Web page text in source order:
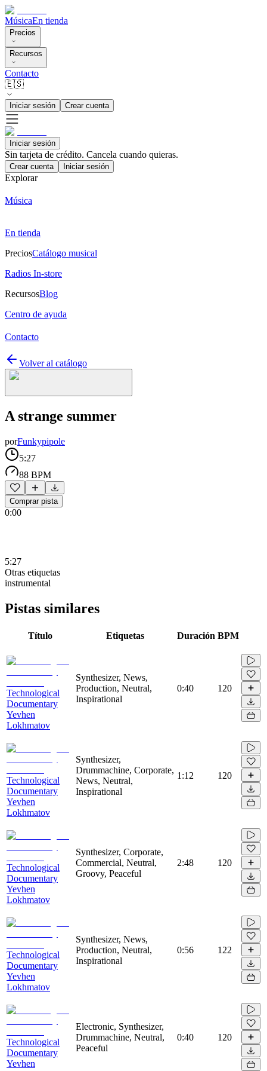
MúsicaEn tienda
Precios
Recursos
Contacto
🇪🇸
Iniciar sesión Crear cuenta
Iniciar sesión
Sin tarjeta de crédito. Cancela cuando quieras.
Crear cuenta Iniciar sesión
Explorar
Música
En tienda
PreciosCatálogo musical
Radios In-store
RecursosBlog
Centro de ayuda
Contacto
Volver al catálogo
A strange summer
porFunkypipole
5:27
88 BPM
Comprar pista
0:00
5:27
Otras etiquetas
instrumental
Pistas similares
Título Etiquetas Duración BPM
Technological
Documentary
Yevhen
Lokhmatov
Synthesizer, News,
Production, Neutral,
Inspirational
0:40 120
Technological
Documentary
Yevhen
Lokhmatov
Synthesizer,
Drummachine, Corporate,
News, Neutral,
Inspirational
1:12 120
Technological
Documentary
Yevhen
Lokhmatov
Synthesizer, Corporate,
Commercial, Neutral,
Groovy, Peaceful
2:48 120
Technological
Documentary
Yevhen
Lokhmatov
Synthesizer, News,
Production, Neutral,
Inspirational
0:56 122
Technological
Documentary
Yevhen
Electronic, Synthesizer,
Drummachine, Neutral,
Peaceful
0:40 120